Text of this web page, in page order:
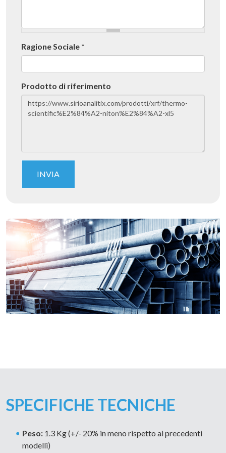
Ragione Sociale *
Prodotto di riferimento
INVIA
SPECIFICHE TECNICHE
Peso: 1.3 Kg (+/- 20% in meno rispetto ai precedenti
modelli)